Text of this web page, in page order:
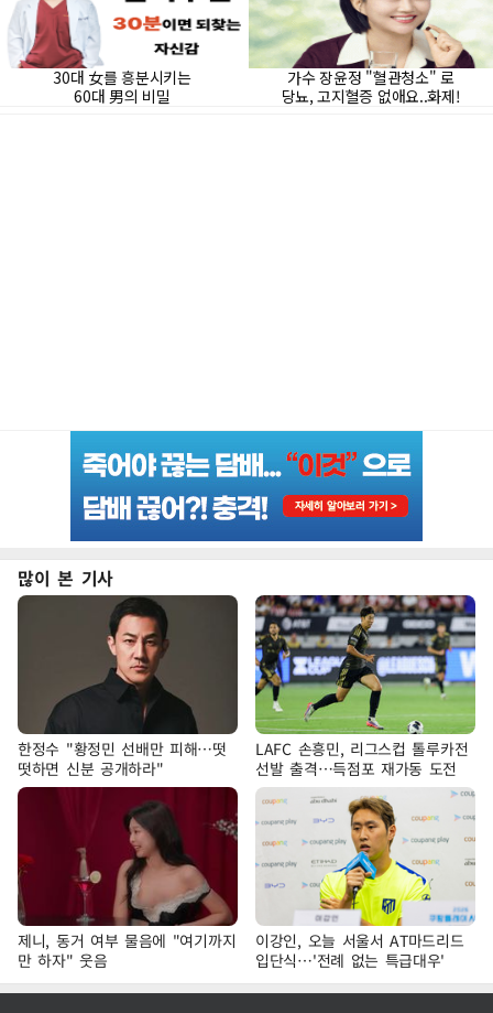
많이 본 기사
한정수 "황정민 선배만 피해…떳
떳하면 신분 공개하라"
LAFC 손흥민, 리그스컵 톨루카전
선발 출격…득점포 재가동 도전
제니, 동거 여부 물음에 "여기까지
만 하자" 웃음
이강인, 오늘 서울서 AT마드리드
입단식…'전례 없는 특급대우'